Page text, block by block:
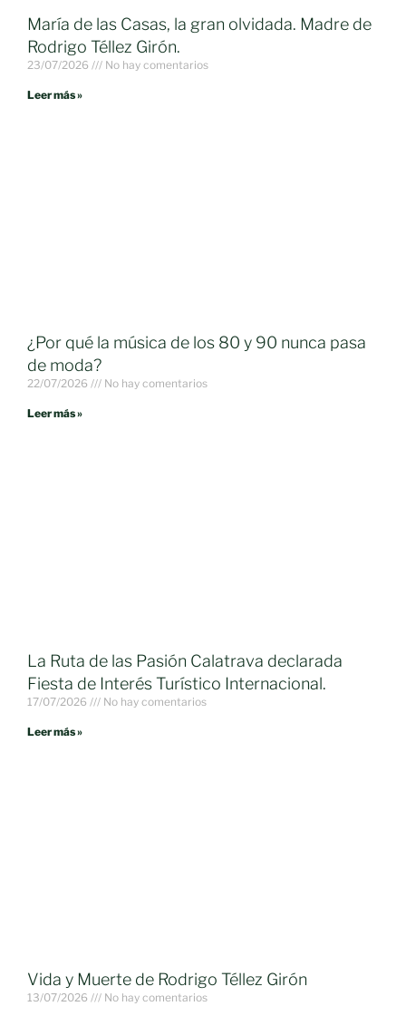
María de las Casas, la gran olvidada. Madre de
Rodrigo Téllez Girón.
23/07/2026 No hay comentarios
Leer más »
¿Por qué la música de los 80 y 90 nunca pasa
de moda?
22/07/2026 No hay comentarios
Leer más »
La Ruta de las Pasión Calatrava declarada
Fiesta de Interés Turístico Internacional.
17/07/2026 No hay comentarios
Leer más »
Vida y Muerte de Rodrigo Téllez Girón
13/07/2026 No hay comentarios